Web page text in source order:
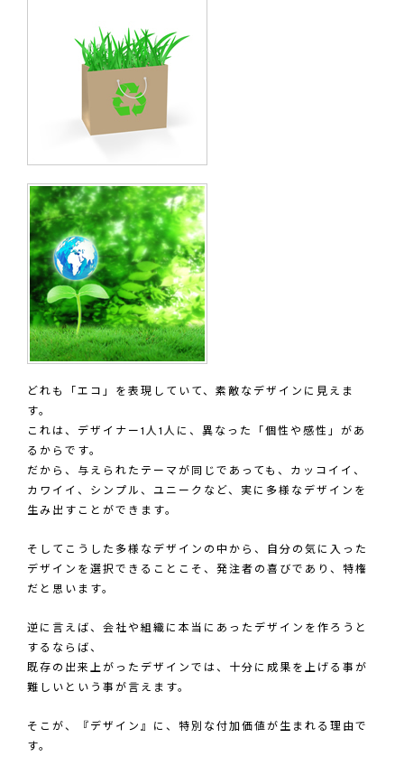
どれも「エコ」を表現していて、素敵なデザインに見えま
す。
これは、デザイナー1人1人に、異なった「個性や感性」があ
るからです。
だから、与えられたテーマが同じであっても、カッコイイ、
カワイイ、シンプル、ユニークなど、実に多様なデザインを
生み出すことができます。
そしてこうした多様なデザインの中から、自分の気に入った
デザインを選択できることこそ、発注者の喜びであり、特権
だと思います。
逆に言えば、会社や組織に本当にあったデザインを作ろうと
するならば、
既存の出来上がったデザインでは、十分に成果を上げる事が
難しいという事が言えます。
そこが、『デザイン』に、特別な付加価値が生まれる理由で
す。